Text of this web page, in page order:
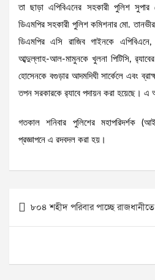
তা ছাড়া এপিবিএনের সহকারী পুলিশ
ডিএমপির সহকারী পুলিশ কমিশনার মো.
ডিএমপির এসি রাজিব গাইনকে
আব্দুল্লাহ-আল-মামুনকে খুলনা পিটিসি,
হোসেনকে বগুড়ার আদমদিঘী সার্কেলে এবং
তপন সরকারকে র‌্যাবে পদায়ন করা হয়েছে। এ
গতকাল শনিবার পুলিশের মহাপরিদর্শক
প্রজ্ঞাপনে এ রদবদল করা হয়।
Post
navigation
৮০৪ শহীদ পরিবার পাচ্ছে